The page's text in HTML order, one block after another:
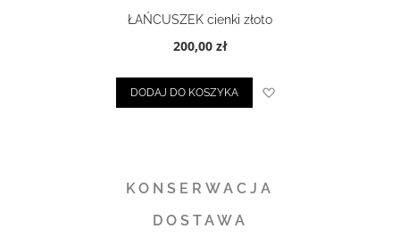
ŁAŃCUSZEK cienki złoto
200,00 zł
DODAJ DO KOSZYKA
KONSERWACJA
DOSTAWA